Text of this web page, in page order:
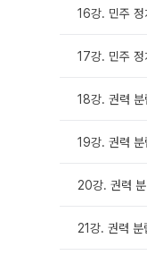
16강. 민주 정
17강. 민주
18강. 권력 분
19강. 권력
20강. 권력
21강. 권력